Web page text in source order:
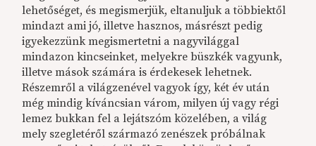
lehetőséget, és megismerjük, eltanuljuk a többiektől
mindazt ami jó, illetve hasznos, másrészt pedig
igyekezzünk megismertetni a nagyvilággal
mindazon kincseinket, melyekre büszkék vagyunk,
illetve mások számára is érdekesek lehetnek.
Részemről a világzenével vagyok így, két év után
még mindig kíváncsian várom, milyen új vagy régi
lemez bukkan fel a lejátszóm közelében, a világ
mely szegletéről származó zenészek próbálnak